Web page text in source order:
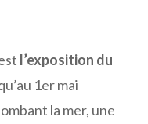
l’exposition du
1er mai
la mer, une